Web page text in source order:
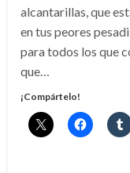
alcantarillas, que
en tus peores
para todos los que
que…
¡Compártelo!